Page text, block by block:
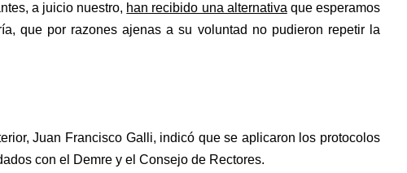
a juicio nuestro, han recibido una alternativa que esperamos
que por razones ajenas a su voluntad no pudieron repetir la
Juan Francisco Galli, indicó que se aplicaron los protocolos
con el Demre y el Consejo de Rectores.